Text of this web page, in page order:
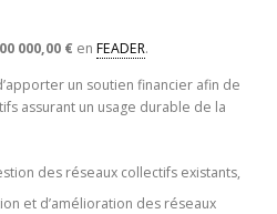
000,00 € en FEADER.
un soutien financier afin de
assurant un usage durable de la
des réseaux collectifs existants,
et d’amélioration des réseaux